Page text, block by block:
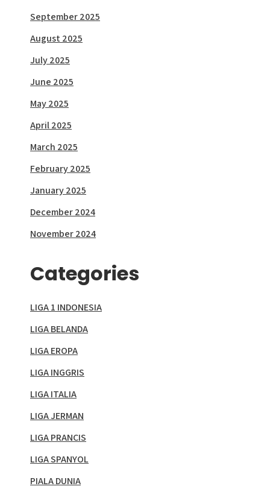
September 2025
August 2025
July 2025
June 2025
May 2025
April 2025
March 2025
February 2025
January 2025
December 2024
November 2024
Categories
LIGA 1 INDONESIA
LIGA BELANDA
LIGA EROPA
LIGA INGGRIS
LIGA ITALIA
LIGA JERMAN
LIGA PRANCIS
LIGA SPANYOL
PIALA DUNIA